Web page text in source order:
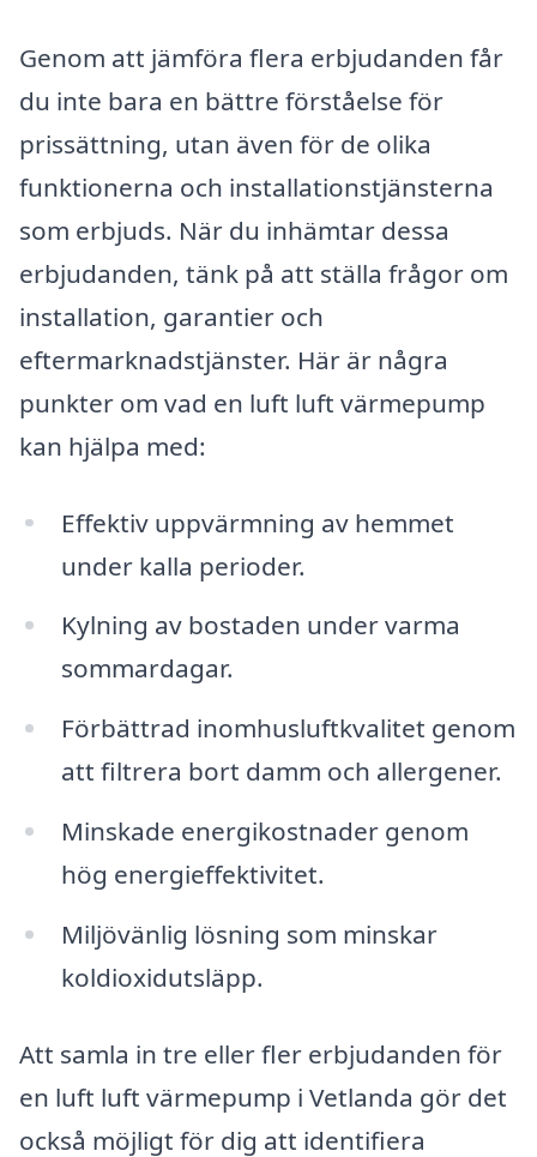
Genom att jämföra flera erbjudanden får
du inte bara en bättre förståelse för
prissättning, utan även för de olika
funktionerna och installationstjänsterna
som erbjuds. När du inhämtar dessa
erbjudanden, tänk på att ställa frågor om
installation, garantier och
eftermarknadstjänster. Här är några
punkter om vad en luft luft värmepump
kan hjälpa med:
Effektiv uppvärmning av hemmet
under kalla perioder.
Kylning av bostaden under varma
sommardagar.
Förbättrad inomhusluftkvalitet genom
att filtrera bort damm och allergener.
Minskade energikostnader genom
hög energieffektivitet.
Miljövänlig lösning som minskar
koldioxidutsläpp.
Att samla in tre eller fler erbjudanden för
en luft luft värmepump i Vetlanda gör det
också möjligt för dig att identifiera